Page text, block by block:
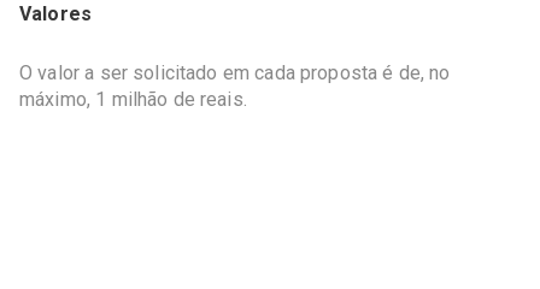
Valores
O valor a ser solicitado em cada proposta é de, no
máximo, 1 milhão de reais.